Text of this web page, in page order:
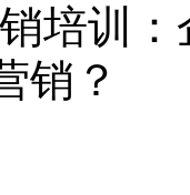
培训
销？